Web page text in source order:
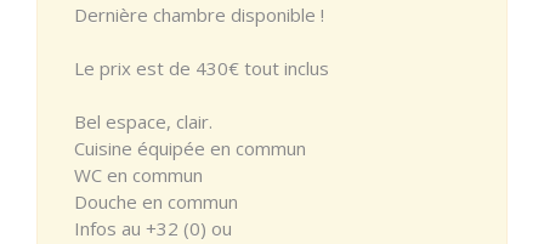
Dernière chambre disponible !
Le prix est de 430€ tout inclus
Bel espace, clair.
Cuisine équipée en commun
WC en commun
Douche en commun
Infos au +32 (0) ou